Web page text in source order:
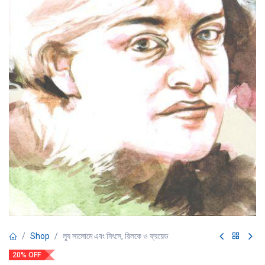
Shop ল্যু সালোমে এবং নিৎসে, রিলকে ও ফ্রয়েড
20% OFF